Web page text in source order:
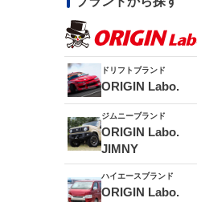
ドリフトブランド
ORIGIN Labo.
エアロシリーズ
ドリフトライン
フロントフェンダー
ジムニーブランド
ORIGIN Labo.
JIMNY
アルミホイール
MUD-ZEUS
ハイエースブランド
ORIGIN Labo.